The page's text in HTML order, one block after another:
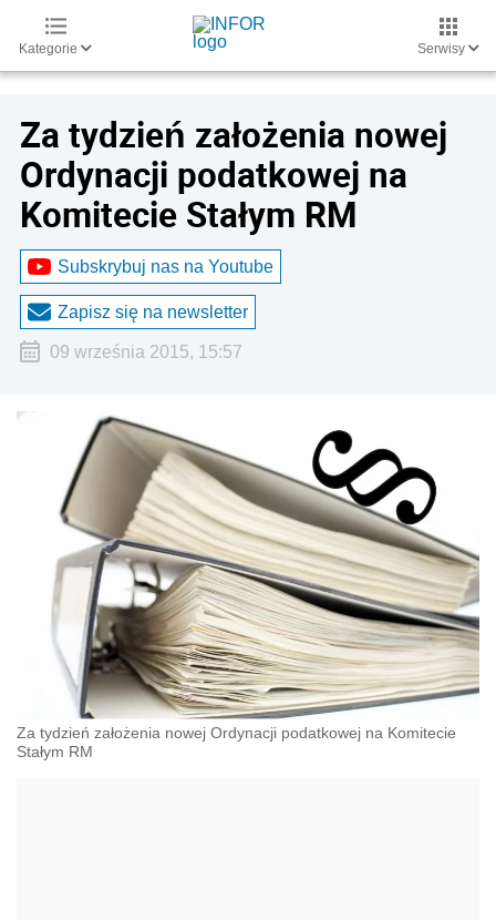
Kategorie Serwisy
Za tydzień założenia nowej
Ordynacji podatkowej na
Komitecie Stałym RM
Subskrybuj nas na Youtube
Zapisz się na newsletter
09 września 2015, 15:57
Za tydzień założenia nowej Ordynacji podatkowej na Komitecie
Stałym RM